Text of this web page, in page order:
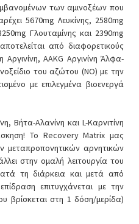
των αμινοξέων που
5670mg Λευκίνης, 2580mg
Γλουταμίνης και 2390mg
από διαφορετικούς
Αργινίνη, AAKG Αργινίνη Άλφα-
του αζώτου (ΝΟ) με την
με επιλεγμένα βιοενεργά
Βήτα-Αλανίνη και L-Καρνιτίνη
Το Recovery Matrix μας
μεταπροπονητικών αρνητικών
στην ομαλή λειτουργία του
τη διάρκεια και μετά από
επιτυγχάνεται με την
βρίσκεται στη 1 δόση/μερίδα)